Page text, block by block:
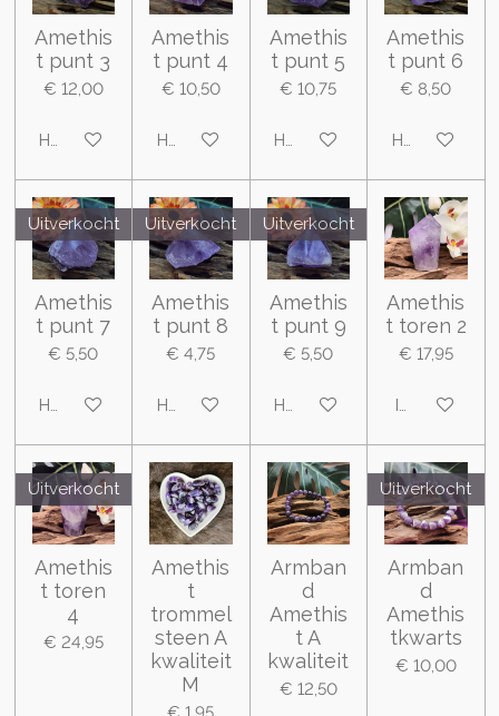
Amethis
t punt 3
€ 12,00
Houd mij op de hoogte
Amethis
t punt 4
€ 10,50
Houd mij op de hoogte
Amethis
t punt 5
€ 10,75
Houd mij op de hoogte
Amethis
t punt 6
€ 8,50
Houd mij op
Uitverkocht
Amethis
t punt 7
€ 5,50
Houd mij op de hoogte
Uitverkocht
Amethis
t punt 8
€ 4,75
Houd mij op de hoogte
Uitverkocht
Amethis
t punt 9
€ 5,50
Houd mij op de hoogte
Amethis
t toren 2
€ 17,95
In
Uitverkocht
Amethis
t toren
4
€ 24,95
Amethis
t
trommel
steen A
kwaliteit
M
Armban
d
Amethis
t A
kwaliteit
€ 12,50
Uitverkocht
Armban
d
Amethis
tkwarts
€ 10,00